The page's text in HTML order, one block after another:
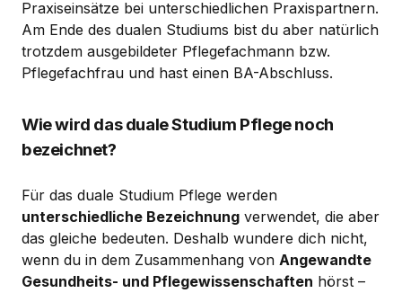
Praxiseinsätze bei unterschiedlichen Praxispartnern.
Am Ende des dualen Studiums bist du aber natürlich
trotzdem ausgebildeter Pflegefachmann bzw.
Pflegefachfrau und hast einen BA-Abschluss.
Wie wird das duale Studium Pflege noch
bezeichnet?
Für das duale Studium Pflege werden
unterschiedliche Bezeichnung verwendet, die aber
das gleiche bedeuten. Deshalb wundere dich nicht,
wenn du in dem Zusammenhang von Angewandte
Gesundheits- und Pflegewissenschaften hörst –